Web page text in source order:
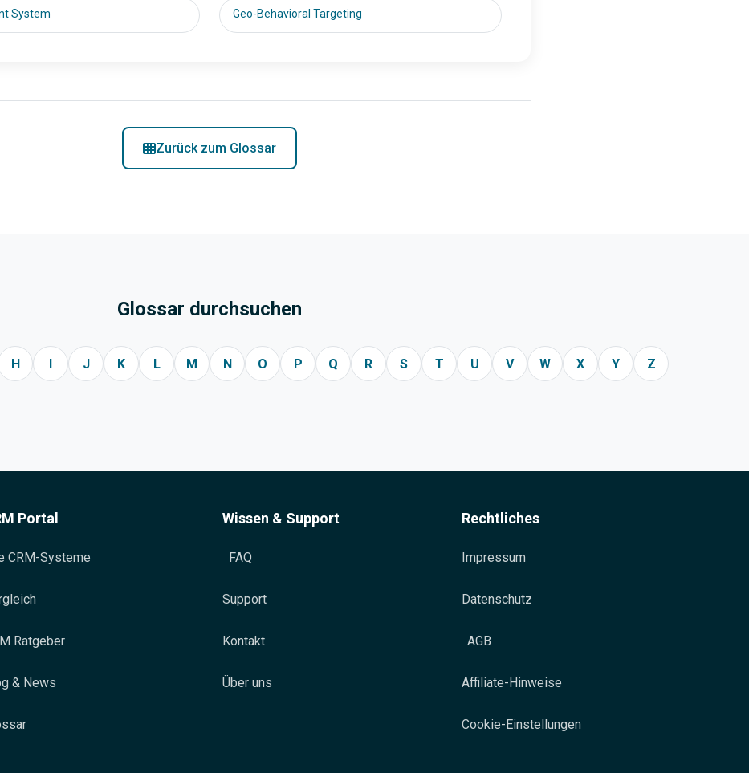
System Geo-Behavioral Targeting
Zurück zum Glossar
Glossar durchsuchen
H I J K L M N O P Q R S T U V W X Y Z
Portal
CRM-Systeme
Ratgeber
& News
Wissen & Support
FAQ
Support
Kontakt
Über uns
Rechtliches
Impressum
Datenschutz
AGB
Affiliate-Hinweise
Cookie-Einstellungen